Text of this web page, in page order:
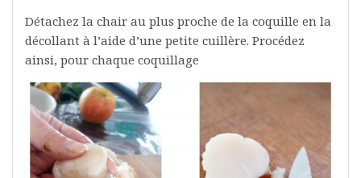
Détachez la chair au plus proche de la coquille en la
décollant à l’aide d’une petite cuillère. Procédez
ainsi, pour chaque coquillage